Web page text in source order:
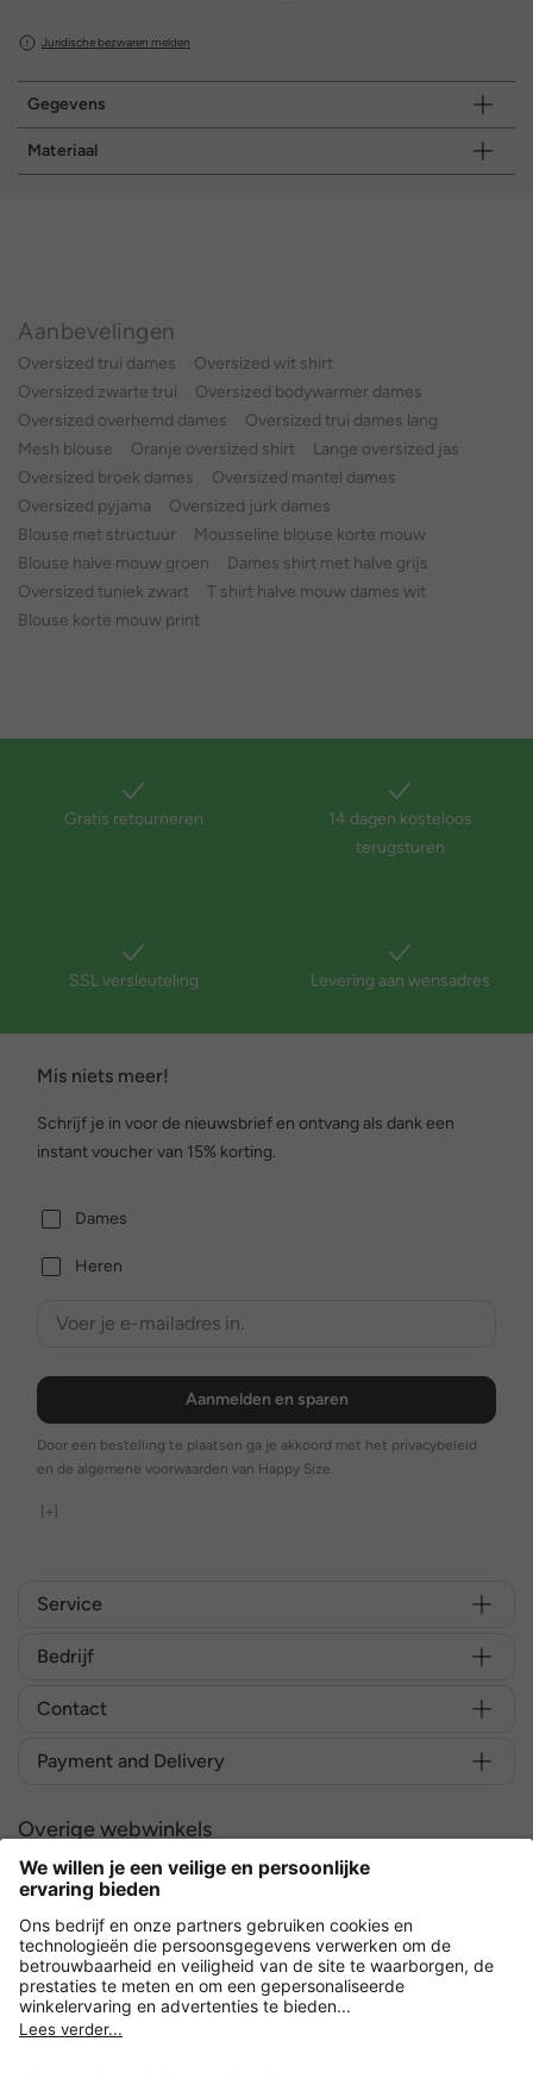
Juridische bezwaren melden
Gegevens
Materiaal
Aanbevelingen
Oversized trui dames
Oversized wit shirt
Oversized zwarte trui
Oversized bodywarmer dames
Oversized overhemd dames
Oversized trui dames lang
Mesh blouse
Oranje oversized shirt
Lange oversized jas
Oversized broek dames
Oversized mantel dames
Oversized pyjama
Oversized jurk dames
Blouse met structuur
Mousseline blouse korte mouw
Blouse halve mouw groen
Dames shirt met halve grijs
Oversized tuniek zwart
T shirt halve mouw dames wit
Blouse korte mouw print
Gratis retourneren
14 dagen kosteloos
terugsturen
SSL versleuteling Levering aan wensadres
Mis niets meer!
Schrijf je in voor de nieuwsbrief en ontvang als dank een
instant voucher van 15% korting.
Dames
Heren
Aanmelden en sparen
Door een bestelling te plaatsen ga je akkoord met het privacybeleid
en de algemene voorwaarden van Happy Size.
[+]
Service
Bedrijf
Contact
Payment and Delivery
Overige webwinkels
Nederland
Versleuteling met